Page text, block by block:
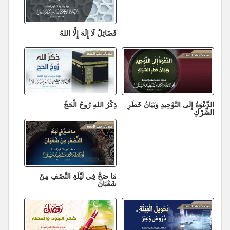
فَضَائِلُ لَا إِلَهَ إِلَّا اللهُ
الدَّعْوَةُ إِلَى التَّوْحِيدِ وَبَيَانُ خَطَرِ
الشِّرْكِ
ذِكْرُ اللهِ رُوحُ الْحَجِّ
مَا صَحَّ فِي لَيْلَةِ النِّصْفِ مِنْ
شَعْبَانَ